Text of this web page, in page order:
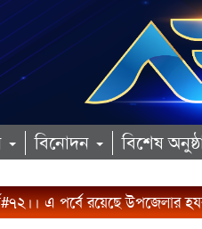
বিনোদন বিশেষ
এ পর্বে রয়েছে উপজেলার